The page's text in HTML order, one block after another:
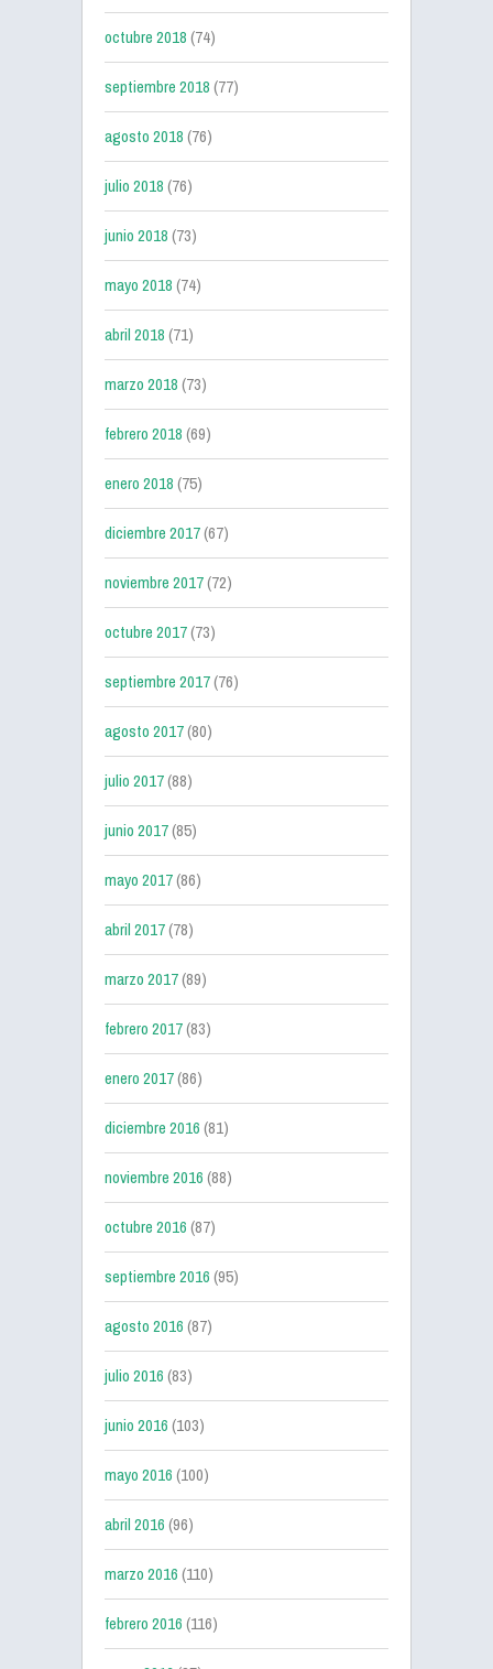
octubre 2018(74)
septiembre 2018(77)
agosto 2018(76)
julio 2018(76)
junio 2018(73)
mayo 2018(74)
abril 2018(71)
marzo 2018(73)
febrero 2018(69)
enero 2018(75)
diciembre 2017(67)
noviembre 2017(72)
octubre 2017(73)
septiembre 2017(76)
agosto 2017(80)
julio 2017(88)
junio 2017(85)
mayo 2017(86)
abril 2017(78)
marzo 2017(89)
febrero 2017(83)
enero 2017(86)
diciembre 2016(81)
noviembre 2016(88)
octubre 2016(87)
septiembre 2016(95)
agosto 2016(87)
julio 2016(83)
junio 2016(103)
mayo 2016(100)
abril 2016(96)
marzo 2016(110)
febrero 2016(116)